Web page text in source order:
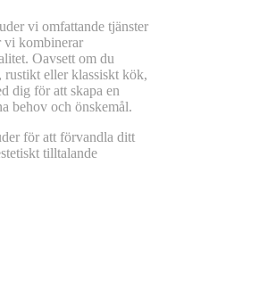
vi omfattande tjänster
vi kombinerar
Oavsett om du
rustikt eller klassiskt kök,
dig för att skapa en
behov och önskemål.
för att förvandla ditt
tilltalande